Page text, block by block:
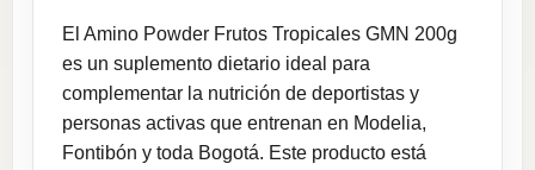
El Amino Powder Frutos Tropicales GMN 200g
es un suplemento dietario ideal para
complementar la nutrición de deportistas y
personas activas que entrenan en Modelia,
Fontibón y toda Bogotá. Este producto está